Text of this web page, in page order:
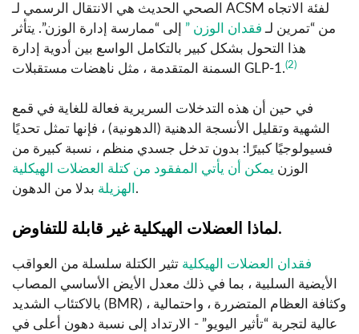
الصحي الحديث هي الانتقال الرسمي لـ ACSM لفئة الاتجاه
من “تمرين لـ فقدان الوزن ” إلى “ممارسة إدارة الوزن”. يتأثر
هذا التحول بشكل كبير بالتكامل الواسع بين أدوية إدارة
السمنة المتقدمة ، مثل ناهضات مستقبلات GLP-1.(2)
في حين أن هذه التدخلات السريرية فعالة للغاية في قمع
الشهية وتقليل الأنسجة الدهنية (الدهونية) ، فإنها تمثل تحديًا
فسيولوجيًا كبيرًا: بدون تدخل جسدي منظم ، نسبة كبيرة من
الوزن يمكن أن يأتي المفقود من كتلة العضلات الهيكلية
الهزيلة بدلا من الدهون.
لماذا العضلات الهيكلية غير قابلة للتفاوض.
فقدان العضلات الهيكلية تثير الكتلة سلسلة من العواقب
الأيضية السلبية ، بما في ذلك معدل الأيض الأساسي المصاب
بالاكتئاب الشديد (BMR) ، وكثافة العظام المتضررة ، واحتمالية
عالية لتجربة “تأثير اليويو” - الارتداد إلى نسبة دهون أعلى في